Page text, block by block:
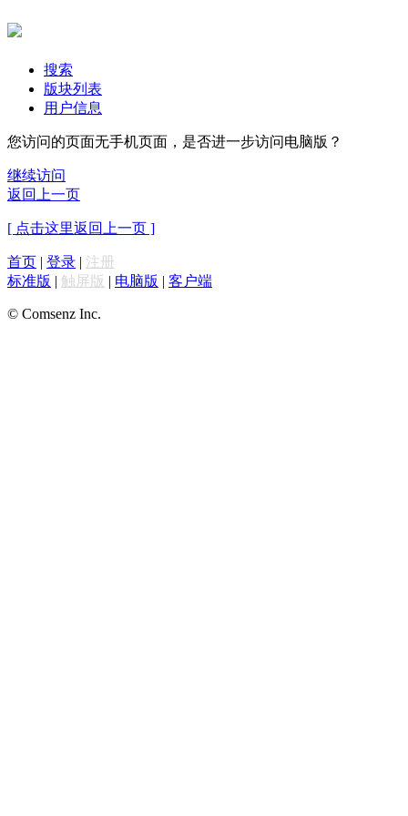
搜索
版块列表
用户信息
您访问的页面无手机页面，是否进一步访问电脑版？
继续访问
返回上一页
[ 点击这里返回上一页 ]
首页 | 登录 | 注册
标准版 | 触屏版 | 电脑版 | 客户端
© Comsenz Inc.